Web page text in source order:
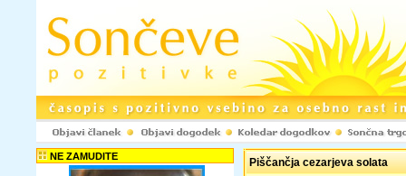
NE ZAMUDITE Piščančja cezarjeva solata